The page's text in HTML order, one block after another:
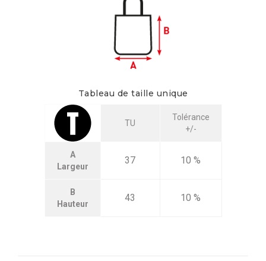
Tableau de taille unique
TU
Tolérance
+/-
A
Largeur
37 10 %
B
Hauteur
43 10 %